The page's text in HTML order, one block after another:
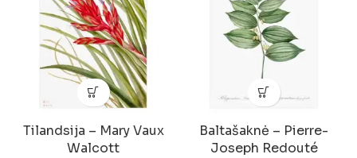
Tilandsija – Mary Vaux
Walcott
Baltašaknė – Pierre-
Joseph Redouté